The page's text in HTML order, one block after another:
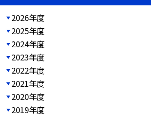
2026年度
2025年度
2024年度
2023年度
2022年度
2021年度
2020年度
2019年度